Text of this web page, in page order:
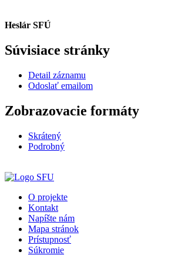
Heslár SFÚ
Súvisiace stránky
Detail záznamu
Odoslať emailom
Zobrazovacie formáty
Skrátený
Podrobný
O projekte
Kontakt
Napíšte nám
Mapa stránok
Prístupnosť
Súkromie